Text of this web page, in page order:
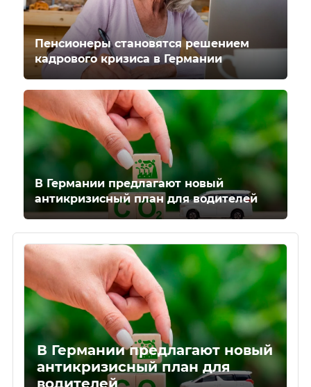
Пенсионеры становятся решением
кадрового кризиса в Германии
В Германии предлагают новый
антикризисный план для водителей
В Германии предлагают новый
антикризисный план для
водителей